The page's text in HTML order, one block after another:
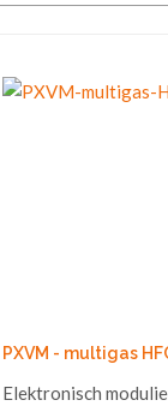
PXVM - multigas
Elektronisch